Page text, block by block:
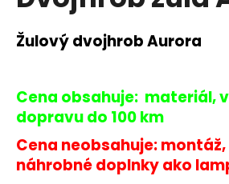
z
5
Žulový dvojhrob Aurora
Cena obsahuje: materiál,
dopravu do 100 km
Cena neobsahuje:
náhrobné doplnky ako
j
?